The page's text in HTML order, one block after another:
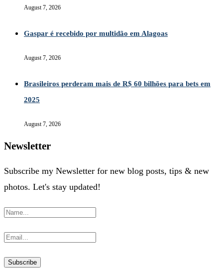
August 7, 2026
Gaspar é recebido por multidão em Alagoas
August 7, 2026
Brasileiros perderam mais de R$ 60 bilhões para bets em
2025
August 7, 2026
Newsletter
Subscribe my Newsletter for new blog posts, tips & new
photos. Let's stay updated!